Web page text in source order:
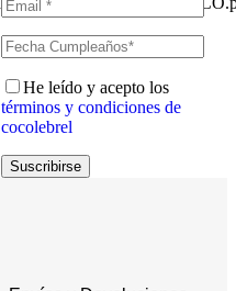
He leído y acepto los
términos y condiciones de
cocolebrel
Suscribirse